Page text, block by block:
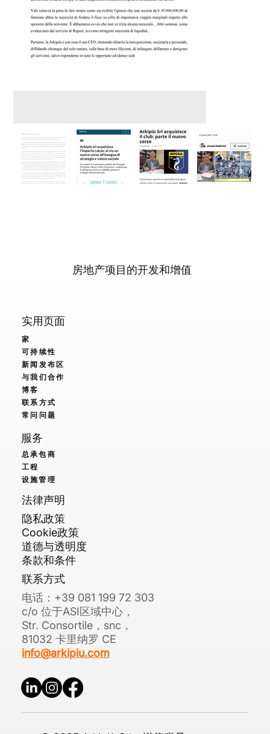
房地产项目的开发和增值
实用页面
家
可持续性
新闻发布区
与我们合作
博客
联系方式
常问问题
服务
总承包商
工程
设施管理
法律声明
隐私政策
Cookie政策
道德与透明度
条款和条件
联系方式
电话：+39 081 199 72 303
c/o 位于ASI区域中心，
Str. Consortile，snc，
81032 卡里纳罗 CE
info@arkipiu.com